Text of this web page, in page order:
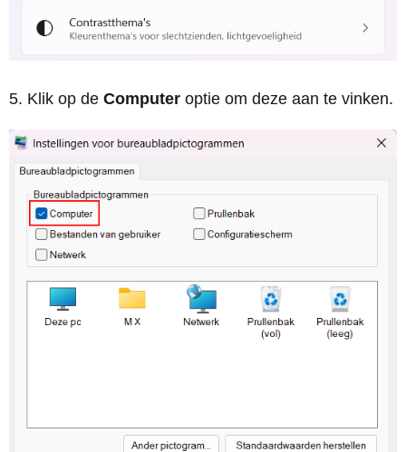
Klik op de Computer optie om deze aan te vinken.